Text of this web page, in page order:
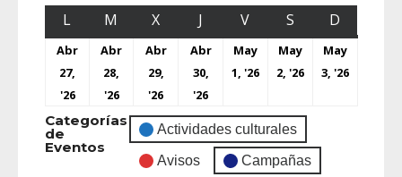
L M X J V S D
Abr
27,
'26
Abr
28,
'26
Abr
29,
'26
Abr
30,
'26
May
1, '26
May
2, '26
May
3, '26
Categorías
de
Eventos
Actividades culturales
Avisos Campañas